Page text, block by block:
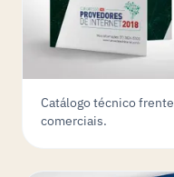
Catálogo técnico
comerciais.